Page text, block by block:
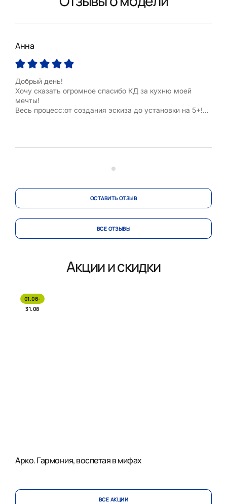
Анна
Добрый день!
Хочу сказать огромное спасибо КД за кухню моей
мечты!
Весь процесс:от создания эскиза до установки на 5+!
участлива, внимательна и терпелива!
отлаженная! После работы - полный порядок!
ОСТАВИТЬ ОТЗЫВ
ВСЕ ОТЗЫВЫ
Акции и скидки
01.08-
31.08
Арко. Гармония, воспетая в мифах
ВСЕ АКЦИИ